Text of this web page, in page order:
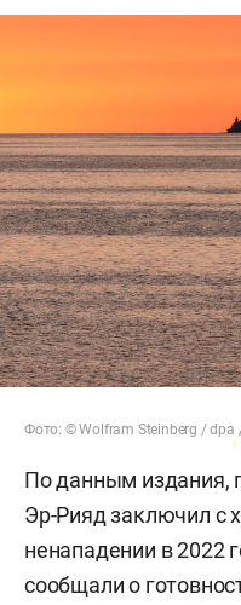
Фото: © Wolfram Steinberg /
По данным издания,
Эр-Рияд заключил с
ненападении в 2022
сообщали о